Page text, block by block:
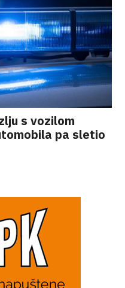
s vozilom
pa sletio